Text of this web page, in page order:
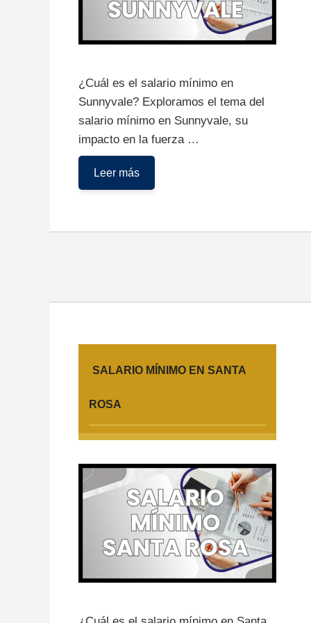
¿Cuál es el salario mínimo en
Sunnyvale? Exploramos el tema del
salario mínimo en Sunnyvale, su
impacto en la fuerza …
Leer másSalario
Mínimo
SALARIO MÍNIMO EN SANTA
ROSA